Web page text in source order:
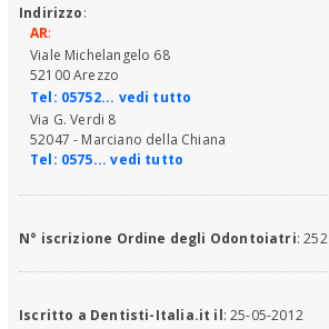
Indirizzo:
AR:
Viale Michelangelo 68
52100 Arezzo
Tel: 05752... vedi tutto
Via G. Verdi 8
52047 - Marciano della Chiana
Tel: 0575... vedi tutto
N° iscrizione Ordine degli Odontoiatri: 252
Iscritto a Dentisti-Italia.it il: 25-05-2012